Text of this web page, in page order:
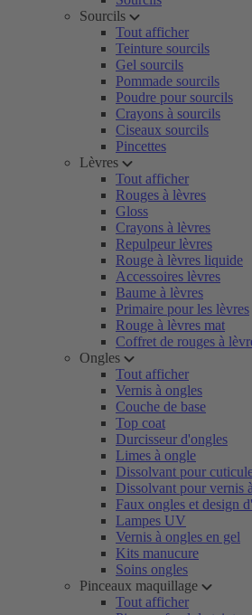
Sourcils
Tout afficher
Teinture sourcils
Gel sourcils
Pommade sourcils
Poudre pour sourcils
Crayons à sourcils
Ciseaux sourcils
Pincettes
Lèvres
Tout afficher
Rouges à lèvres
Gloss
Crayons à lèvres
Repulpeur lèvres
Rouge à lèvres liquide
Accessoires lèvres
Baume à lèvres
Primaire pour les lèvres
Rouge à lèvres mat
Coffret de rouges à
Ongles
Tout afficher
Vernis à ongles
Couche de base
Top coat
Durcisseur d'ongles
Limes à ongle
Dissolvant pour
Dissolvant pour vernis
Faux ongles et design
Lampes UV
Vernis à ongles en gel
Kits manucure
Soins ongles
Pinceaux maquillage
Tout afficher